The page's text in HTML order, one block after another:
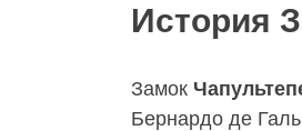
История
Замок
Бернардо де